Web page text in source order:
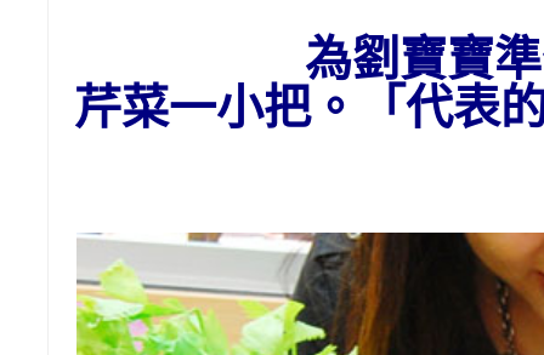
為劉寶寶
芹菜一小把。「代表